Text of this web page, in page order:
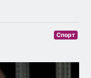
Спорт